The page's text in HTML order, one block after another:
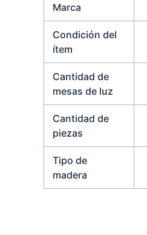
Marca
Condición del
ítem
Cantidad de
mesas de luz
Cantidad de
piezas
Tipo de
madera